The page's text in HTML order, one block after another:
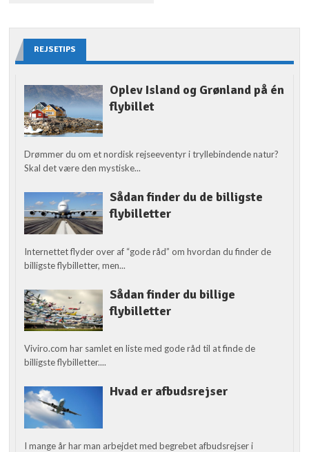
REJSETIPS
Oplev Island og Grønland på én
flybillet
Drømmer du om et nordisk rejseeventyr i tryllebindende natur?
Skal det være den mystiske...
Sådan finder du de billigste
flybilletter
Internettet flyder over af “gode råd” om hvordan du finder de
billigste flybilletter, men...
Sådan finder du billige
flybilletter
Viviro.com har samlet en liste med gode råd til at finde de
billigste flybilletter....
Hvad er afbudsrejser
I mange år har man arbejdet med begrebet afbudsrejser i